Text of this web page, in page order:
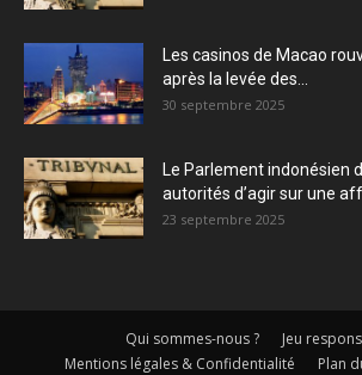
Les casinos de Macao
après la levée des...
30 septembre 2025
Le Parlement indonésien
autorités d’agir sur une
23 septembre 2025
Qui sommes-nous ?
Jeu
Mentions légales & Confidentialité
Plan